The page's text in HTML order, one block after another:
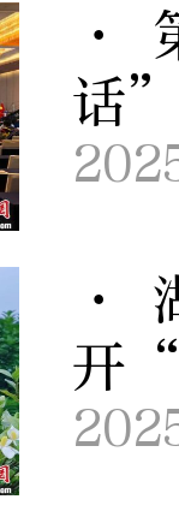
·
话”
·
开“